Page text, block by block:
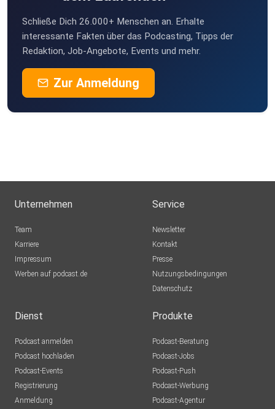
Schließe Dich 26.000+ Menschen an. Erhalte
interessante Fakten über das Podcasting, Tipps der
Redaktion, Job-Angebote, Events und mehr.
Zur Anmeldung
Unternehmen
Team
Karriere
Impressum
Werben auf podcast.de
Service
Newsletter
Kontakt
Presse
Nutzungsbedingungen
Datenschutz
Dienst
Podcast anmelden
Podcast hochladen
Podcast-Events
Registrierung
Anmeldung
Produkte
Podcast-Beratung
Podcast-Jobs
Podcast-Push
Podcast-Werbung
Podcast-Agentur